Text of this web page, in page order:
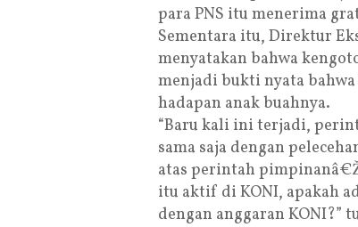
para PNS itu menerima
Sementara itu, Direktur
menyatakan bahwa
menjadi bukti nyata
hadapan anak buahnya.
“Baru kali ini terjadi,
sama saja dengan
atas perintah
itu aktif di KONI, apakah
dengan anggaran KONI?”